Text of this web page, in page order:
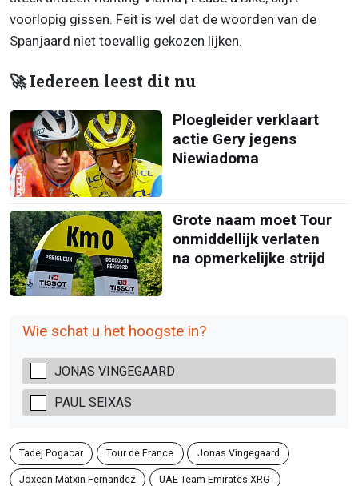
voorlopig gissen. Feit is wel dat de woorden van de
Spanjaard niet toevallig gekozen lijken.
🚀 Iedereen leest dit nu
Ploegleider verklaart
actie Gery jegens
Niewiadoma
Grote naam moet Tour
onmiddellijk verlaten
na opmerkelijke strijd
Wie schat u het hoogste in?
JONAS VINGEGAARD
PAUL SEIXAS
Tadej Pogacar Tour de France Jonas Vingegaard
Joxean Matxin Fernandez UAE Team Emirates-XRG